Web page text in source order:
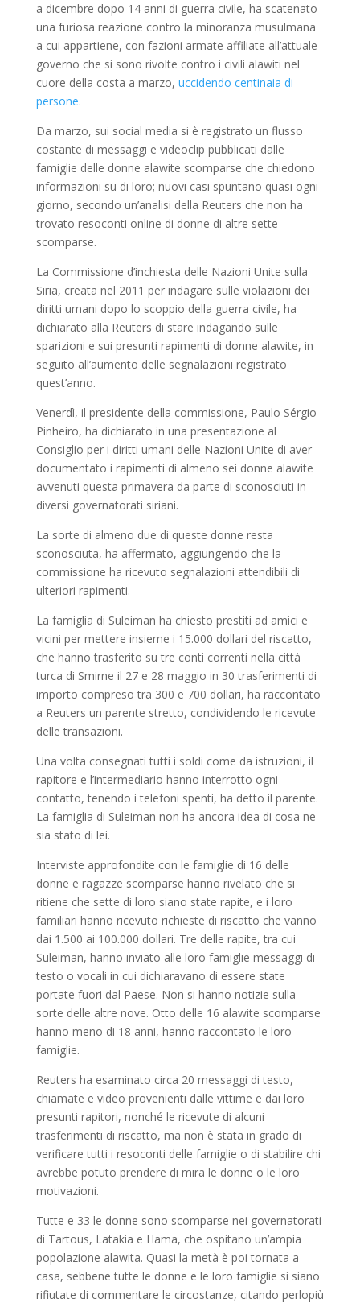
a dicembre dopo 14 anni di guerra civile, ha scatenato
una furiosa reazione contro la minoranza musulmana
a cui appartiene, con fazioni armate affiliate all’attuale
governo che si sono rivolte contro i civili alawiti nel
cuore della costa a marzo, uccidendo centinaia di
persone.
Da marzo, sui social media si è registrato un flusso
costante di messaggi e videoclip pubblicati dalle
famiglie delle donne alawite scomparse che chiedono
informazioni su di loro; nuovi casi spuntano quasi ogni
giorno, secondo un’analisi della Reuters che non ha
trovato resoconti online di donne di altre sette
scomparse.
La Commissione d’inchiesta delle Nazioni Unite sulla
Siria, creata nel 2011 per indagare sulle violazioni dei
diritti umani dopo lo scoppio della guerra civile, ha
dichiarato alla Reuters di stare indagando sulle
sparizioni e sui presunti rapimenti di donne alawite, in
seguito all’aumento delle segnalazioni registrato
quest’anno.
Venerdì, il presidente della commissione, Paulo Sérgio
Pinheiro, ha dichiarato in una presentazione al
Consiglio per i diritti umani delle Nazioni Unite di aver
documentato i rapimenti di almeno sei donne alawite
avvenuti questa primavera da parte di sconosciuti in
diversi governatorati siriani.
La sorte di almeno due di queste donne resta
sconosciuta, ha affermato, aggiungendo che la
commissione ha ricevuto segnalazioni attendibili di
ulteriori rapimenti.
La famiglia di Suleiman ha chiesto prestiti ad amici e
vicini per mettere insieme i 15.000 dollari del riscatto,
che hanno trasferito su tre conti correnti nella città
turca di Smirne il 27 e 28 maggio in 30 trasferimenti di
importo compreso tra 300 e 700 dollari, ha raccontato
a Reuters un parente stretto, condividendo le ricevute
delle transazioni.
Una volta consegnati tutti i soldi come da istruzioni, il
rapitore e l’intermediario hanno interrotto ogni
contatto, tenendo i telefoni spenti, ha detto il parente.
La famiglia di Suleiman non ha ancora idea di cosa ne
sia stato di lei.
Interviste approfondite con le famiglie di 16 delle
donne e ragazze scomparse hanno rivelato che si
ritiene che sette di loro siano state rapite, e i loro
familiari hanno ricevuto richieste di riscatto che vanno
dai 1.500 ai 100.000 dollari. Tre delle rapite, tra cui
Suleiman, hanno inviato alle loro famiglie messaggi di
testo o vocali in cui dichiaravano di essere state
portate fuori dal Paese. Non si hanno notizie sulla
sorte delle altre nove. Otto delle 16 alawite scomparse
hanno meno di 18 anni, hanno raccontato le loro
famiglie.
Reuters ha esaminato circa 20 messaggi di testo,
chiamate e video provenienti dalle vittime e dai loro
presunti rapitori, nonché le ricevute di alcuni
trasferimenti di riscatto, ma non è stata in grado di
verificare tutti i resoconti delle famiglie o di stabilire chi
avrebbe potuto prendere di mira le donne o le loro
motivazioni.
Tutte e 33 le donne sono scomparse nei governatorati
di Tartous, Latakia e Hama, che ospitano un’ampia
popolazione alawita. Quasi la metà è poi tornata a
casa, sebbene tutte le donne e le loro famiglie si siano
rifiutate di commentare le circostanze, citando perlopiù